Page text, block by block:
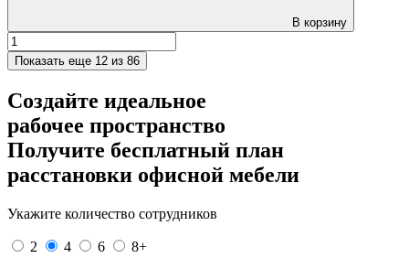
В корзину
Показать еще 12 из 86
Создайте идеальное
рабочее пространство
Получите бесплатный план
расстановки офисной мебели
Укажите количество сотрудников
2 4 6
8+